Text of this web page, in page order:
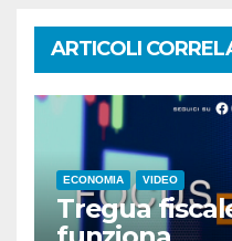
ARTICOLI
ECONOMIA VIDEO
Tregua